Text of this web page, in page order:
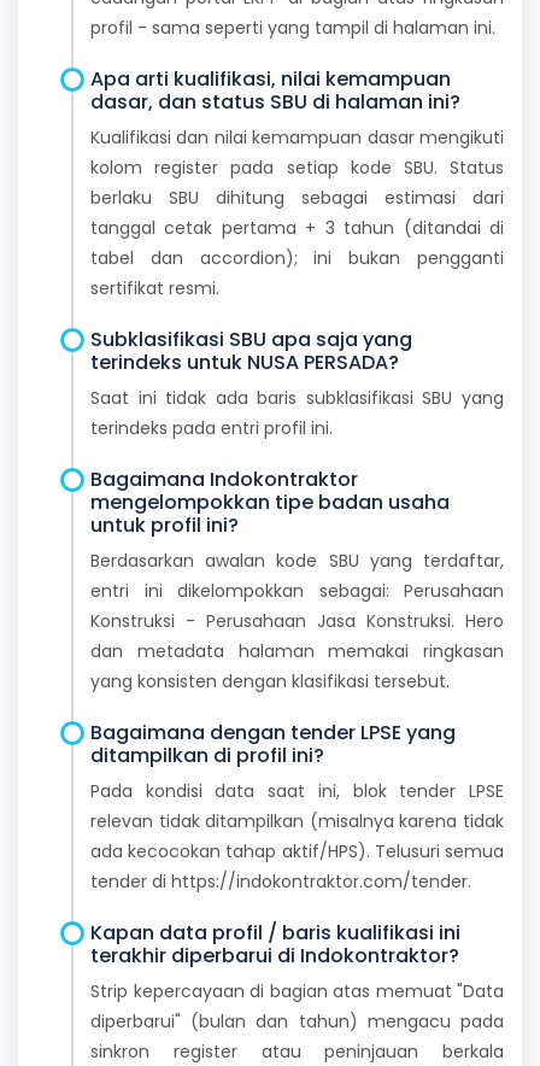
profil - sama seperti yang tampil di halaman ini.
Apa arti kualifikasi, nilai kemampuan
dasar, dan status SBU di halaman ini?
Kualifikasi dan nilai kemampuan dasar mengikuti
kolom register pada setiap kode SBU. Status
berlaku SBU dihitung sebagai estimasi dari
tanggal cetak pertama + 3 tahun (ditandai di
tabel dan accordion); ini bukan pengganti
sertifikat resmi.
Subklasifikasi SBU apa saja yang
terindeks untuk NUSA PERSADA?
Saat ini tidak ada baris subklasifikasi SBU yang
terindeks pada entri profil ini.
Bagaimana Indokontraktor
mengelompokkan tipe badan usaha
untuk profil ini?
Berdasarkan awalan kode SBU yang terdaftar,
entri ini dikelompokkan sebagai: Perusahaan
Konstruksi - Perusahaan Jasa Konstruksi. Hero
dan metadata halaman memakai ringkasan
yang konsisten dengan klasifikasi tersebut.
Bagaimana dengan tender LPSE yang
ditampilkan di profil ini?
Pada kondisi data saat ini, blok tender LPSE
relevan tidak ditampilkan (misalnya karena tidak
ada kecocokan tahap aktif/HPS). Telusuri semua
tender di https://indokontraktor.com/tender.
Kapan data profil / baris kualifikasi ini
terakhir diperbarui di Indokontraktor?
Strip kepercayaan di bagian atas memuat "Data
diperbarui" (bulan dan tahun) mengacu pada
sinkron register atau peninjauan berkala